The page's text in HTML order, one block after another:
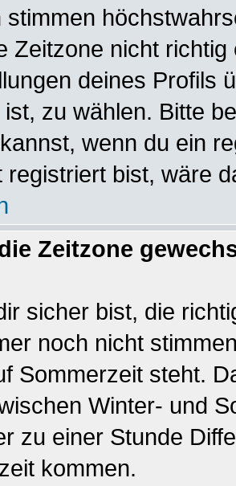
stimmen
Zeitzone nicht
deines Profils
zu wählen. Bitte
wenn du ein
registriert bist, wäre
Zeitzone
sicher bist, die
noch nicht
Sommerzeit steht.
Winter- und
zu einer Stunde
kommen.